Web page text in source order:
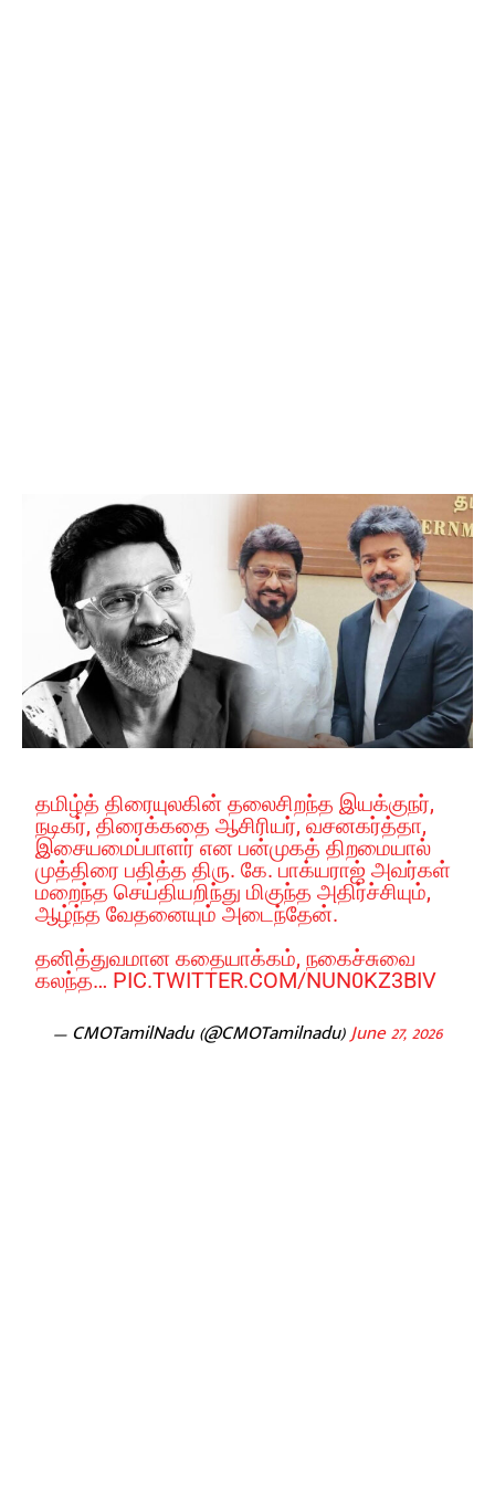
தமிழ்த் திரையுலகின் தலைசிறந்த இயக்குநர்,
நடிகர், திரைக்கதை ஆசிரியர், வசனகர்த்தா,
இசையமைப்பாளர் என பன்முகத் திறமையால்
முத்திரை பதித்த திரு. கே. பாக்யராஜ் அவர்கள்
மறைந்த செய்தியறிந்து மிகுந்த அதிர்ச்சியும்,
ஆழ்ந்த வேதனையும் அடைந்தேன்.
தனித்துவமான கதையாக்கம், நகைச்சுவை
கலந்த… PIC.TWITTER.COM/NUN0KZ3BIV
— CMOTamilNadu (@CMOTamilnadu)June 27, 2026